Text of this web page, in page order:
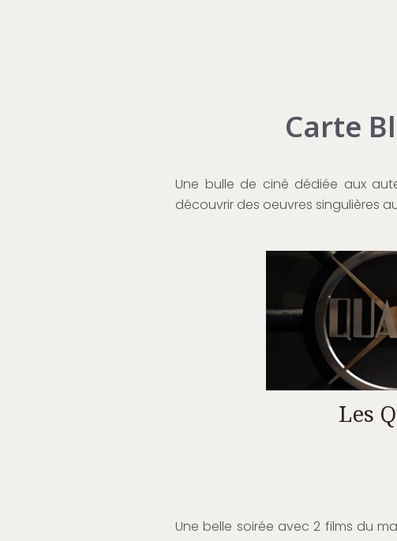
Carte
Une bulle de ciné dédiée aux
découvrir des oeuvres singulières
Les
Une belle soirée avec 2 films du